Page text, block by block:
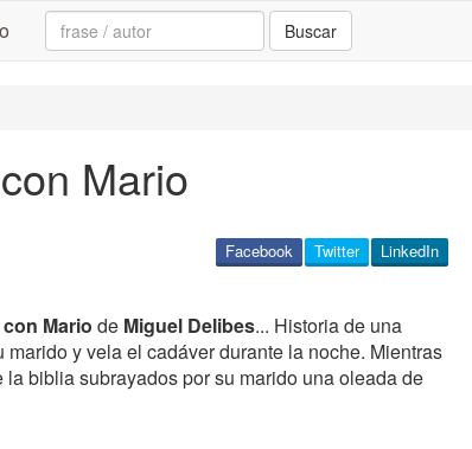
Search: Buscar
Mario
LinkedIn
Twitter
Facebook
Mario de Miguel Delibes... Historia de una
marido y vela el cadáver durante la noche. Mientras
la biblia subrayados por su marido una oleada de